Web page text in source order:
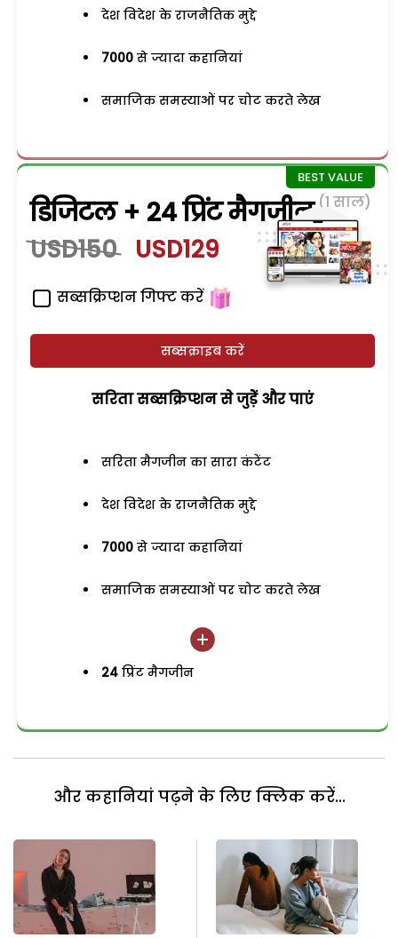
देश विदेश के राजनैतिक मुद्दे
7000 से ज्यादा कहानियां
समाजिक समस्याओं पर चोट करते लेख
डिजिटल + 24 प्रिंट मैगजीन (1 साल)
USD150 USD129
सब्सक्रिप्शन गिफ्ट करें
सब्सक्राइब करें
सरिता सब्सक्रिप्शन से जुड़ेें और पाएं
सरिता मैगजीन का सारा कंटेंट
देश विदेश के राजनैतिक मुद्दे
7000 से ज्यादा कहानियां
समाजिक समस्याओं पर चोट करते लेख
24 प्रिंट मैगजीन
और कहानियां पढ़ने के लिए क्लिक करें...